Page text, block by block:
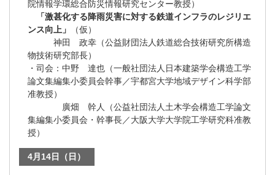
院情報学環総合防災情報研究センター教授）
「激甚化する降雨災害に対する鉄道インフラのレジリエ
ンス向上」
（仮）
神田 政幸（公益財団法人鉄道総合技術研究所構造
物技術研究部長）
・司会：中野 達也（一般社団法人日本建築学会構造工学
論文集編集小委員会幹事／宇都宮大学地域デザイン科学部
准教授）
廣畑 幹人（公益社団法人土木学会構造工学論文
集編集小委員会・幹事長／大阪大学大学院工学研究科准教
授）
4月14日（日）